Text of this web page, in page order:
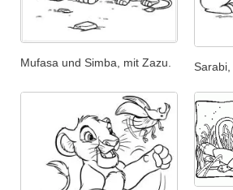
Mufasa und Simba, mit Zazu.